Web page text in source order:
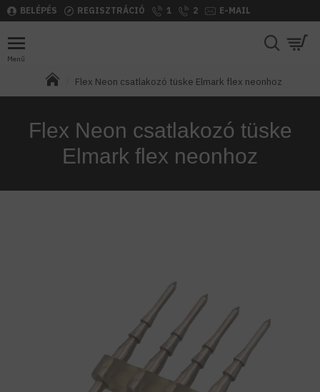
BELÉPÉS REGISZTRÁCIÓ 1 2 E-MAIL
Flex Neon csatlakozó tüske Elmark flex neonhoz
Flex Neon csatlakozó tüske
Elmark flex neonhoz